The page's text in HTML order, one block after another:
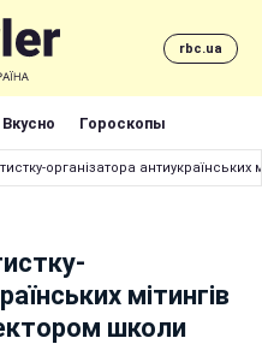
rbc.ua
Вкусно Гороскопы
організатора
мітингів
школи